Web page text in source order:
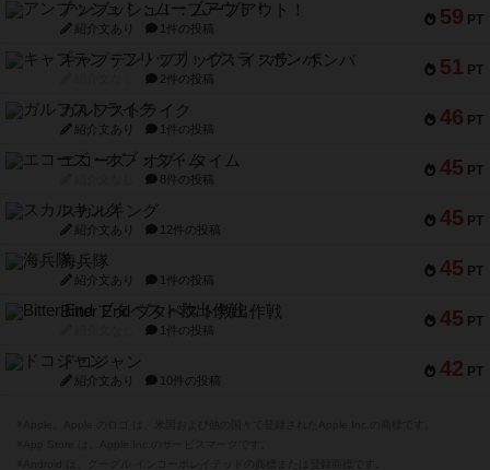
59 PT
アンブッシュ！：ムーブアウト！
紹介文あり 1件の投稿
51 PT
キャプテン・フリップ：イスラ・ボンバ
2件の投稿
46 PT
ガルフストライク
紹介文あり 1件の投稿
45 PT
エコーズ・オブ・タイム
8件の投稿
45 PT
スカルキング
紹介文あり 12件の投稿
45 PT
海兵隊
紹介文あり 1件の投稿
45 PT
Bitter End ブタペスト救出作戦
1件の投稿
42 PT
ドコジャン
紹介文あり 10件の投稿